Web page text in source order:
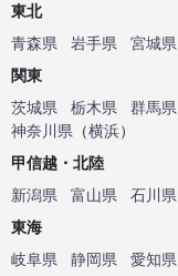
東北
青森県
岩手県 宮城県
関東
茨城県
栃木県 群馬県
神奈川県 （横浜）
甲信越・北陸
新潟県
富山県 石川県
東海
岐阜県
静岡県 愛知県